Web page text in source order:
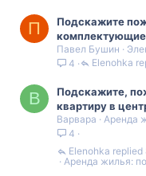
П
Подскажите
Павел Бушин
4
Elenohka
В
Подскажите,
квартиру в
Варвара
Аренда
4
Аренда жилья:
Elenohka